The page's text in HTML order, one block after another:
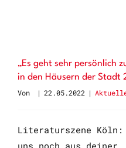
„Es geht sehr persönlich
in den Häusern der Stadt
Von
| 22.05.2022 |
Literaturszene
uns noch aus deiner